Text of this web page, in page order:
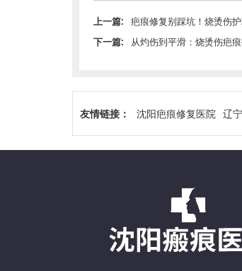
上一篇:
疤痕修复别踩坑！烧烫伤
下一篇:
从灼伤到平滑：烧烫伤疤
友情链接： 沈阳疤痕修复医院 辽